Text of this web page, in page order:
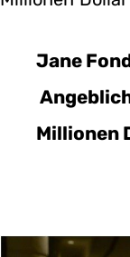
Jane
Millionen